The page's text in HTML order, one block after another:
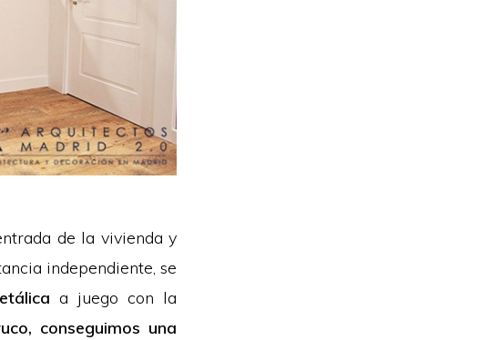
de la vivienda y
independiente, se
a juego con la
conseguimos una